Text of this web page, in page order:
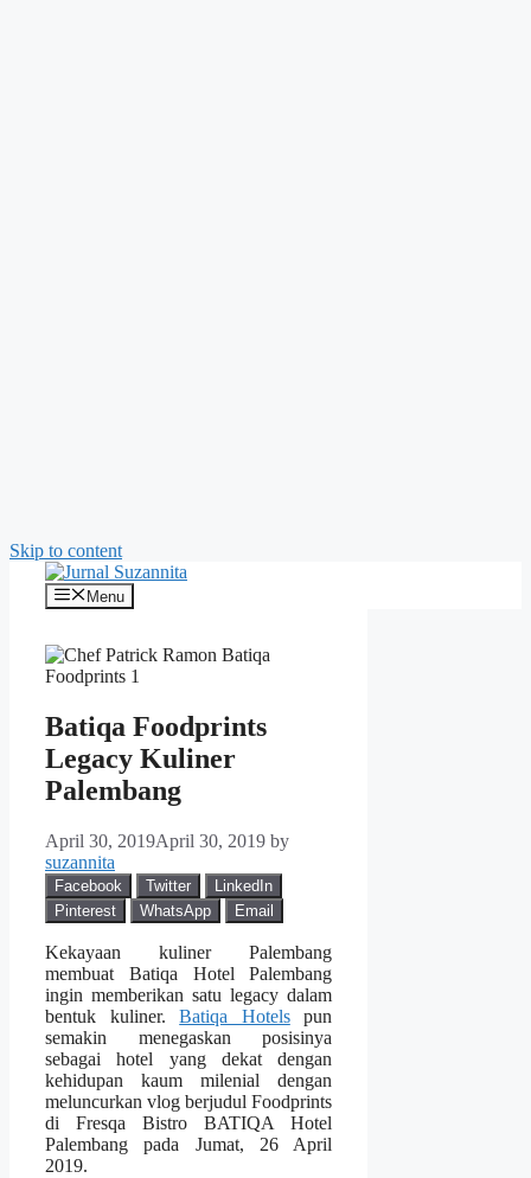
Skip to content
Menu
Batiqa Foodprints
Legacy Kuliner
Palembang
April 30, 2019April 30, 2019 by
suzannita
Facebook Twitter
LinkedIn
Pinterest
WhatsApp Email
Kekayaan kuliner Palembang
membuat Batiqa Hotel Palembang
ingin memberikan satu legacy dalam
bentuk kuliner.Batiqa Hotelspun
semakin menegaskan posisinya
sebagai hotel yang dekat dengan
kehidupan kaum milenial dengan
meluncurkan vlog berjudul Foodprints
di Fresqa Bistro BATIQA Hotel
Palembang pada Jumat, 26 April
2019.